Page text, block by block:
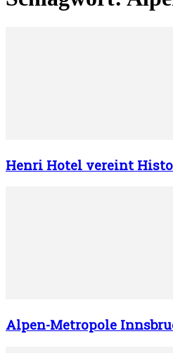
Henri Hotel vereint
Alpen-Metropole